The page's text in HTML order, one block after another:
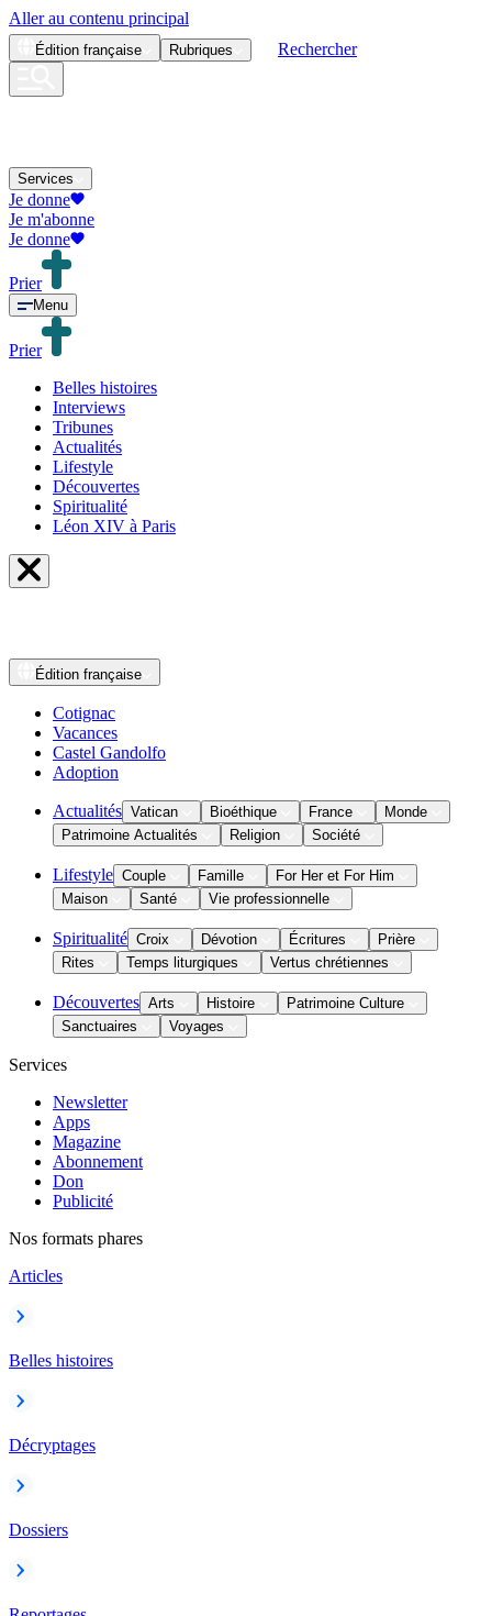
Aller au contenu principal
Édition française Rubriques Rechercher
Services
Je donne
Je m'abonne
Je donne
Prier
Menu
Prier
Belles histoires
Interviews
Tribunes
Actualités
Lifestyle
Découvertes
Spiritualité
Léon XIV à Paris
Édition française
Cotignac
Vacances
Castel Gandolfo
Adoption
Actualités Vatican Bioéthique France
Monde
Patrimoine Actualités
Religion Société
Lifestyle Couple Famille
For Her et For Him
Maison
Santé Vie professionnelle
Spiritualité Croix Dévotion Écritures
Prière
Rites
Temps liturgiques Vertus chrétiennes
Découvertes Arts Histoire
Patrimoine Culture
Sanctuaires
Voyages
Services
Newsletter
Apps
Magazine
Abonnement
Don
Publicité
Nos formats phares
Articles
Belles histoires
Décryptages
Dossiers